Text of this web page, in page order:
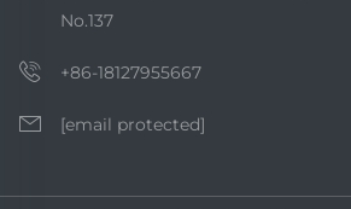
No.137
+86-18127955667
[email protected]